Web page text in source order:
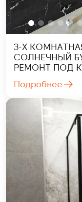
3-Х
СОЛНЕЧНЫЙ
РЕМОНТ ПОД
Подробнее